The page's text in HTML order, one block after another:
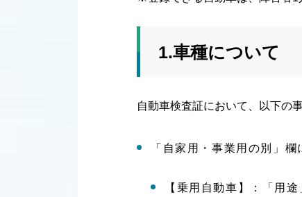
1.車種について
自動車検査証において、以下の
「自家用・事業用の別」
【乗用自動車】：「用